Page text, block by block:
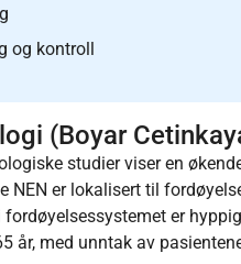
og kontroll
(Boyar
studier viser en
NEN er lokalisert til
fordøyelsessystemet er
år, med unntak av